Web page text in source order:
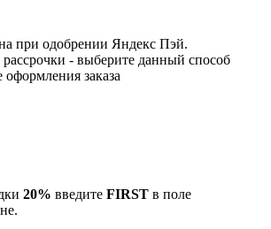
при одобрении Яндекс Пэй.
- выберите данный способ
заказа
20% введите FIRST в поле